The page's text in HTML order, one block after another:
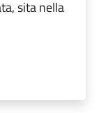
sita nella